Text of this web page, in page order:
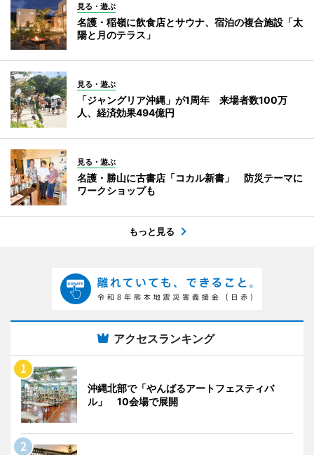
見る・遊ぶ
名護・稲嶺に飲食店とサウナ、宿泊の複合施設「太
陽と月のテラス」
見る・遊ぶ
「ジャングリア沖縄」が1周年 来場者数100万
人、経済効果494億円
見る・遊ぶ
名護・勝山に古書店「コカル新書」 防災テーマに
ワークショップも
もっと見る
アクセスランキング
沖縄北部で「やんばるアートフェスティバ
ル」 10会場で展開